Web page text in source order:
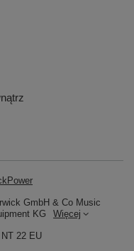
GmbH & Co Music
KG
Więcej
NT 22 EU